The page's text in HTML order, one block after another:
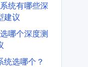
统有哪些深
建议
哪个深度测
统选哪个？